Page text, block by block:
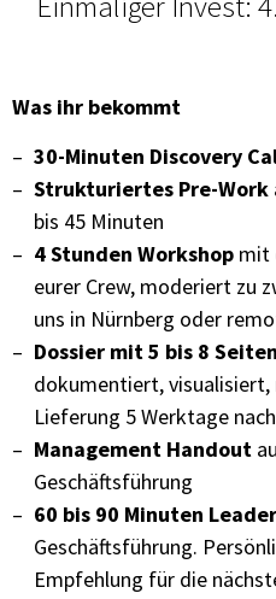
Was ihr bekommt
30-Minuten Discovery
Strukturiertes Pre-Work
bis 45 Minuten
4 Stunden Workshop mit
eurer Crew, moderiert zu
uns in Nürnberg oder
Dossier mit 5 bis 8 Seiten
dokumentiert, visualisiert,
Lieferung 5 Werktage
Management Handout
Geschäftsführung
60 bis 90 Minuten
Geschäftsführung.
Empfehlung für die